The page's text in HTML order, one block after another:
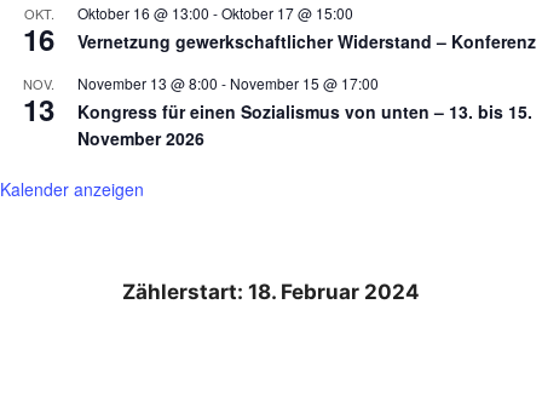
OKT.
16
Oktober 16 @ 13:00 -Oktober 17 @ 15:00
Vernetzung gewerkschaftlicher Widerstand – Konferenz
NOV.
13
November 13 @ 8:00 - November 15 @ 17:00
Kongress für einen Sozialismus von unten – 13. bis 15.
November 2026
Kalender anzeigen
Zählerstart: 18. Februar 2024